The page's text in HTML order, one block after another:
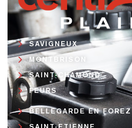
SAVIGNEUX
MONTBRISON
SAINT-CHAMOND
FEURS
BELLEGARDE EN FOREZ